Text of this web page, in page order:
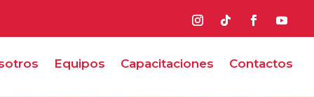
Equipos Capacitaciones Contactos